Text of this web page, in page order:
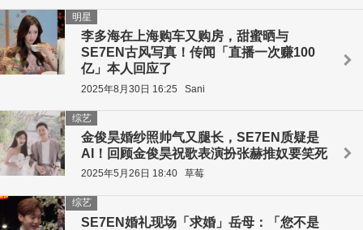
李多海在上海购车又购房，甜蜜晒与
SE7EN古风写真！传闻「直播一次赚100
亿」本人回应了
明星
2025年8月30日 16:25 Sani
金俊昊婚纱照帅气又腿长，SE7EN质疑是
AI！回顾金俊昊祝歌表演扮张赫推奴要笑死
综艺
2025年5月26日 18:40 草莓
SE7EN婚礼现场「求婚」岳母：「您不是
综艺